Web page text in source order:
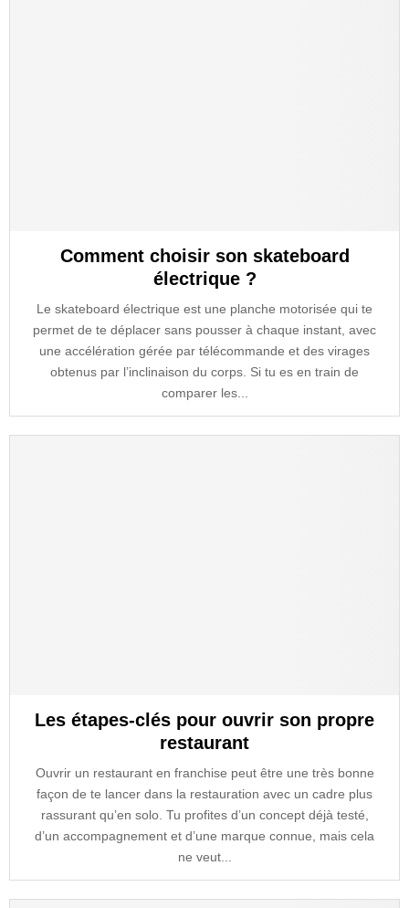
Comment choisir son skateboard
électrique ?
Le skateboard électrique est une planche motorisée qui te
permet de te déplacer sans pousser à chaque instant, avec
une accélération gérée par télécommande et des virages
obtenus par l’inclinaison du corps. Si tu es en train de
comparer les...
Les étapes-clés pour ouvrir son propre
restaurant
Ouvrir un restaurant en franchise peut être une très bonne
façon de te lancer dans la restauration avec un cadre plus
rassurant qu’en solo. Tu profites d’un concept déjà testé,
d’un accompagnement et d’une marque connue, mais cela
ne veut...